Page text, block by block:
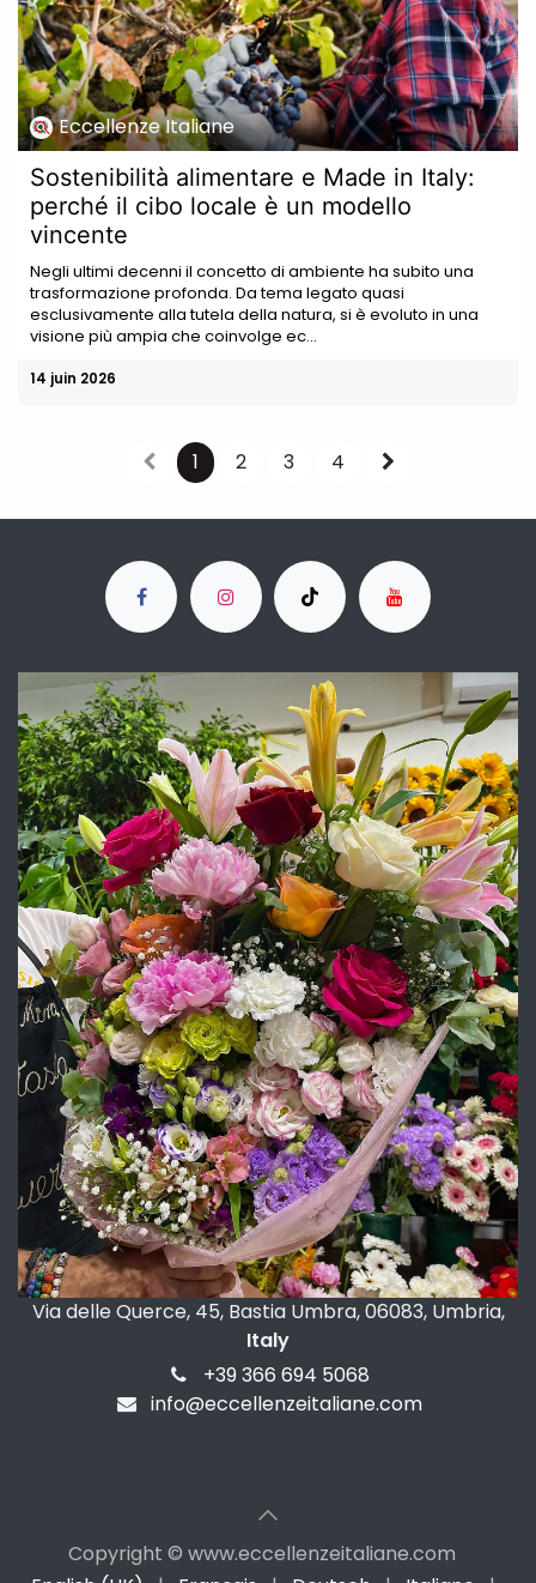
Eccellenze Italiane
Sostenibilità alimentare e Made in Italy:
perché il cibo locale è un modello
vincente
Negli ultimi decenni il concetto di ambiente ha subito una
trasformazione profonda. Da tema legato quasi
esclusivamente alla tutela della natura, si è evoluto in una
visione più ampia che coinvolge ec...
14 juin 2026
1 2 3 4
Via delle Querce, 45, Bastia Umbra, 06083, Umbria,
Italy
+39 366 694 5068
info@eccellenzeitaliane.com
Copyright © www.eccellenzeitaliane.com